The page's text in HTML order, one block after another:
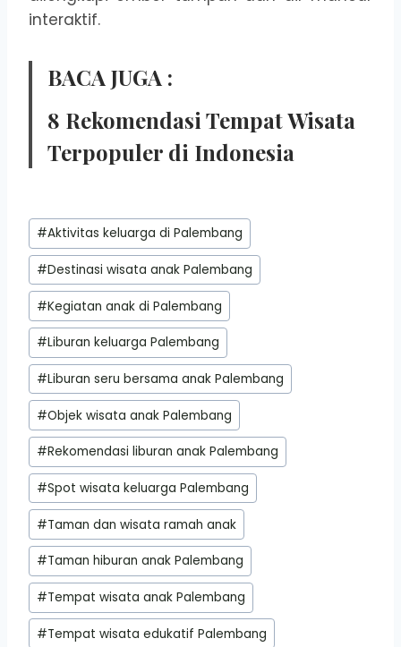
interaktif.
BACA JUGA :
8 Rekomendasi Tempat Wisata
Terpopuler di Indonesia
Post
Tags:
#Aktivitas keluarga di Palembang
#Destinasi wisata anak Palembang
#Kegiatan anak di Palembang
#Liburan keluarga Palembang
#Liburan seru bersama anak Palembang
#Objek wisata anak Palembang
#Rekomendasi liburan anak Palembang
#Spot wisata keluarga Palembang
#Taman dan wisata ramah anak
#Taman hiburan anak Palembang
#Tempat wisata anak Palembang
#Tempat wisata edukatif Palembang